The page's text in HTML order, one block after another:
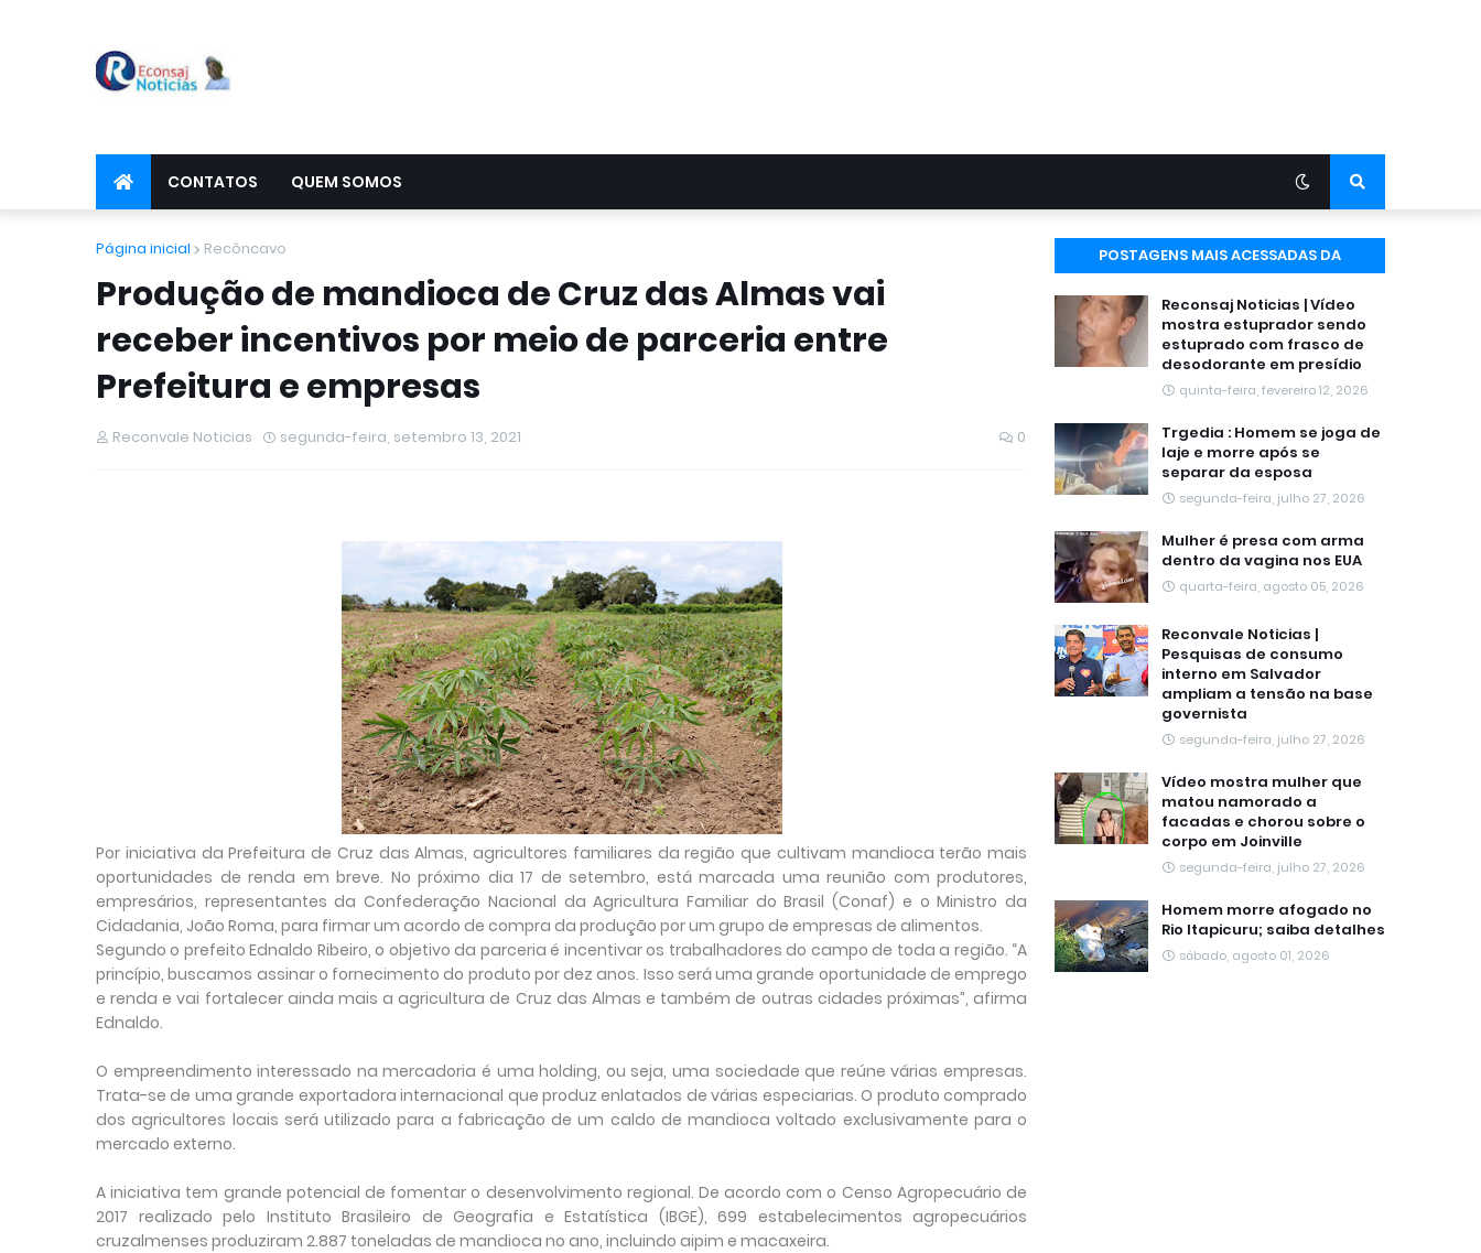
CONTATOS QUEM SOMOS
Página inicial Recôncavo
Produção de mandioca de Cruz das Almas vai
receber incentivos por meio de parceria entre
Prefeitura e empresas
Reconvale Noticias segunda-feira, setembro 13, 2021 0
Por iniciativa da Prefeitura de Cruz das Almas, agricultores familiares da região que cultivam mandioca terão mais
oportunidades de renda em breve. No próximo dia 17 de setembro, está marcada uma reunião com produtores,
empresários, representantes da Confederação Nacional da Agricultura Familiar do Brasil (Conaf) e o Ministro da
Cidadania, João Roma, para firmar um acordo de compra da produção por um grupo de empresas de alimentos.
Segundo o prefeito Ednaldo Ribeiro, o objetivo da parceria é incentivar os trabalhadores do campo de toda a região. “A
princípio, buscamos assinar o fornecimento do produto por dez anos. Isso será uma grande oportunidade de emprego
e renda e vai fortalecer ainda mais a agricultura de Cruz das Almas e também de outras cidades próximas”, afirma
Ednaldo.
O empreendimento interessado na mercadoria é uma holding, ou seja, uma sociedade que reúne várias empresas.
Trata-se de uma grande exportadora internacional que produz enlatados de várias especiarias. O produto comprado
dos agricultores locais será utilizado para a fabricação de um caldo de mandioca voltado exclusivamente para o
mercado externo.
A iniciativa tem grande potencial de fomentar o desenvolvimento regional. De acordo com o Censo Agropecuário de
2017 realizado pelo Instituto Brasileiro de Geografia e Estatística (IBGE), 699 estabelecimentos agropecuários
cruzalmenses produziram 2.887 toneladas de mandioca no ano, incluindo aipim e macaxeira.
POSTAGENS MAIS ACESSADAS DA
Reconsaj Noticias | Vídeo
mostra estuprador sendo
estuprado com frasco de
desodorante em presídio
quinta-feira, fevereiro 12, 2026
Trgedia : Homem se joga de
laje e morre após se
separar da esposa
segunda-feira, julho 27, 2026
Mulher é presa com arma
dentro da vagina nos EUA
quarta-feira, agosto 05, 2026
Reconvale Noticias |
Pesquisas de consumo
interno em Salvador
ampliam a tensão na base
governista
segunda-feira, julho 27, 2026
Vídeo mostra mulher que
matou namorado a
facadas e chorou sobre o
corpo em Joinville
segunda-feira, julho 27, 2026
Homem morre afogado no
Rio Itapicuru; saiba detalhes
sábado, agosto 01, 2026